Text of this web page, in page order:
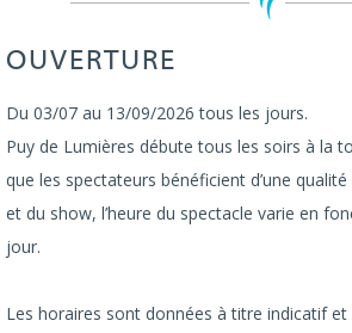
OUVERTURE
Du 03/07 au 13/09/2026 tous les jours.
Puy de Lumières débute tous les soirs à la
que les spectateurs bénéficient d’une
et du show, l’heure du spectacle varie en
jour.
Les horaires sont données à titre indicatif